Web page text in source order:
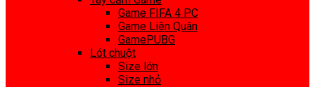
Game FIFA 4 PC
Game Liên Quân
GamePUBG
Lót chuột
Size lớn
Size nhỏ